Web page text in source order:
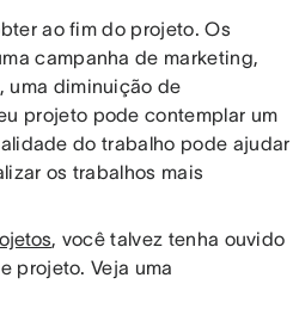
ao fim do projeto. Os
campanha de marketing,
uma diminuição de
projeto pode contemplar um
do trabalho pode ajudar
os trabalhos mais
, você talvez tenha ouvido
projeto. Veja uma